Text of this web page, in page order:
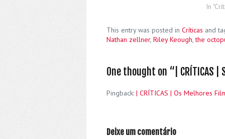
In
This entry was posted in Críticas and
Nathan zellner, Riley Keough,the
One thought on “ |
Pingback: | CRÍTICAS | Os Melhores
Deixe um comentário